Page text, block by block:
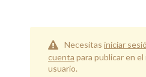
Necesitas iniciar
cuenta para publicar en
usuario.